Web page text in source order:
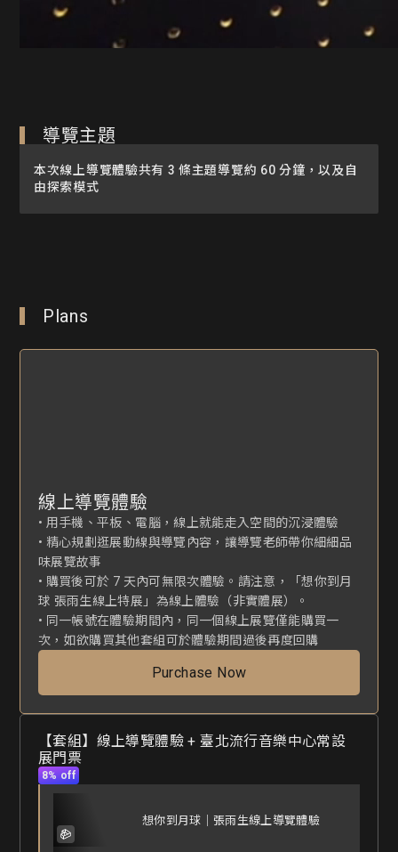
導覽主題
本次線上導覽體驗共有 3 條主題導覽約 60 分鐘，以及自
由探索模式
Plans
線上導覽體驗
• 用手機、平板、電腦，線上就能走入空間的沉浸體驗
• 精心規劃逛展動線與導覽內容，讓導覽老師帶你細細品
味展覽故事
• 購買後可於 7 天內可無限次體驗。請注意，「想你到月
球 張雨生線上特展」為線上體驗（非實體展）。
• 同一帳號在體驗期間內，同一個線上展覽僅能購買一
次，如欲購買其他套組可於體驗期間過後再度回購
Purchase Now
【套組】線上導覽體驗 + 臺北流行音樂中心常設
展門票
8% off
想你到月球｜張雨生線上導覽體驗